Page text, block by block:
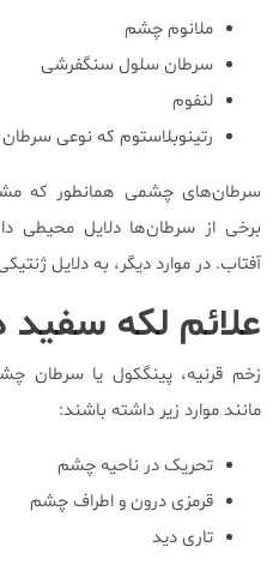
ملانوم چشم
سرطان سلول سنگفرشی
لنفوم
رتینوبلاستوم که نوعی
سرطان‌های چشمی همانطور که
برخی از سرطان‌ها دلایل محیطی
آفتاب. در موارد دیگر، به دلایل
علائم لکه
زخم قرنیه، پینگکول یا سرطان
مانند موارد زیر داشته باشند:
تحریک در ناحیه چشم
قرمزی درون و اطراف چشم
تاری دید